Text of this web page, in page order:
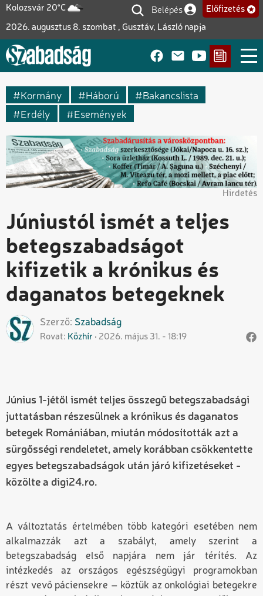
Ugrás
tartalomra
Kolozsvár 20°C
2026. augusztus 8. szombat , Gusztáv, László napja
Felhasználói fiók
Belépés Előfizetés
Kormány Háború
Bakancslista
Erdély
Események
Hirdetés
Júniustól ismét a teljes
betegszabadságot
kifizetik a krónikus és
daganatos betegeknek
Szerző Szabadság
Rovat Közhír 2026. május 31. - 18:19
Június 1-jétől ismét teljes összegű betegszabadsági
juttatásban részesülnek a krónikus és daganatos
betegek Romániában, miután módosították azt a
sürgősségi rendeletet, amely korábban csökkentette
egyes betegszabadságok után járó kifizetéseket -
közölte a digi24.ro.
A változtatás értelmében több kategóri esetében nem
alkalmazzák azt a szabályt, amely szerint a
betegszabadság első napjára nem jár térítés. Az
intézkedés az országos egészségügyi programokban
részt vevő páciensekre – köztük az onkológiai betegekre